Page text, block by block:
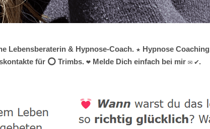
Lebensberaterin & Hypnose-Coach. ★ Hypnose
für ⭕ Trimbs. ❤ Melde Dich einfach bei mir ✉ ✔.